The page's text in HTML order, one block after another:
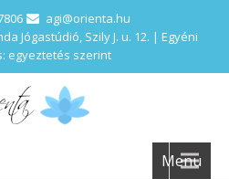
agi@orienta.hu
Jógastúdió, Szily J. u. 12. | Egyéni
egyeztetés szerint
Menu